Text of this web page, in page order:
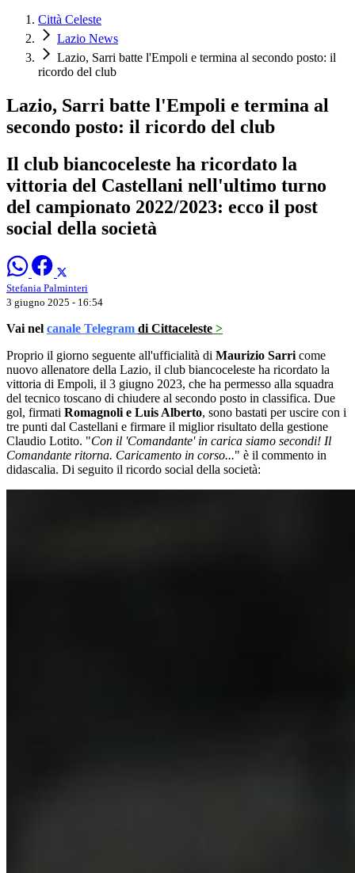
Città Celeste
Lazio News
Lazio, Sarri batte l'Empoli e termina al secondo posto: il
ricordo del club
Lazio, Sarri batte l'Empoli e termina al
secondo posto: il ricordo del club
Il club biancoceleste ha ricordato la
vittoria del Castellani nell'ultimo turno
del campionato 2022/2023: ecco il post
social della società
Stefania Palminteri
3 giugno 2025 - 16:54
Vai nel canale Telegram di Cittaceleste >
Proprio il giorno seguente all'ufficialità di Maurizio Sarri come
nuovo allenatore della Lazio, il club biancoceleste ha ricordato la
vittoria di Empoli, il 3 giugno 2023, che ha permesso alla squadra
del tecnico toscano di chiudere al secondo posto in classifica. Due
gol, firmati Romagnoli e Luis Alberto, sono bastati per uscire con i
tre punti dal Castellani e firmare il miglior risultato della gestione
Claudio Lotito. "Con il 'Comandante' in carica siamo secondi! Il
Comandante ritorna. Caricamento in corso..." è il commento in
didascalia. Di seguito il ricordo social della società: